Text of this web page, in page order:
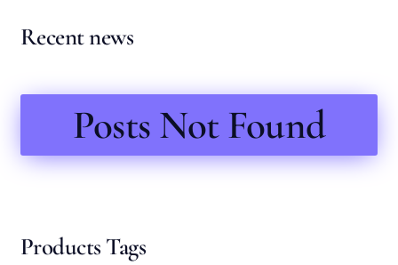
Recent news
Posts Not Found
Products Tags